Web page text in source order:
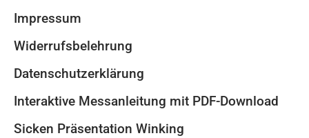
Impressum
Widerrufsbelehrung
Datenschutzerklärung
Interaktive Messanleitung mit PDF-Download
Sicken Präsentation Winking